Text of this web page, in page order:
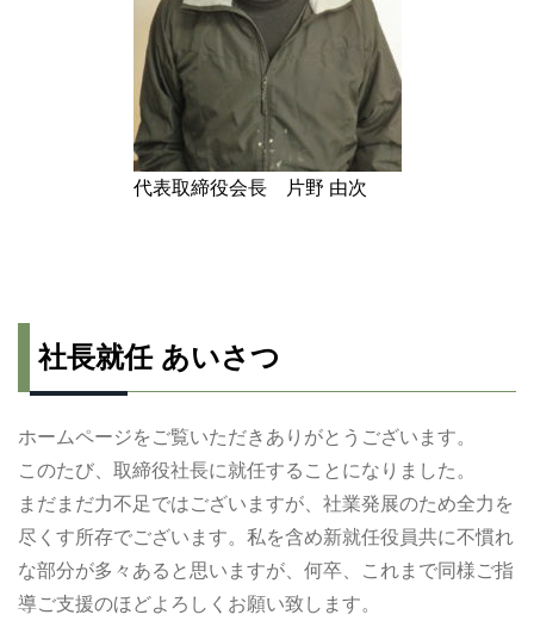
代表取締役会長 片野 由次
社長就任 あいさつ
ホームページをご覧いただきありがとうございます。
このたび、取締役社長に就任することになりました。
まだまだ力不足ではございますが、社業発展のため全力を
尽くす所存でございます。私を含め新就任役員共に不慣れ
な部分が多々あると思いますが、何卒、これまで同様ご指
導ご支援のほどよろしくお願い致します。